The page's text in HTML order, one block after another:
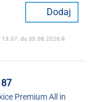
Dodaj
13.07. do 30.08.2026 ili
Premium All in